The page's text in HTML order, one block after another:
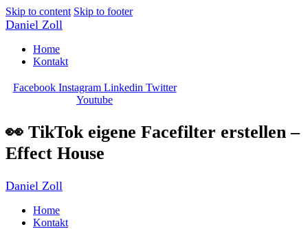
Skip to content Skip to footer
Daniel Zoll
Home
Kontakt
Facebook Instagram Linkedin Twitter
Youtube
👀 TikTok eigene Facefilter erstellen –
Effect House
Daniel Zoll
Home
Kontakt